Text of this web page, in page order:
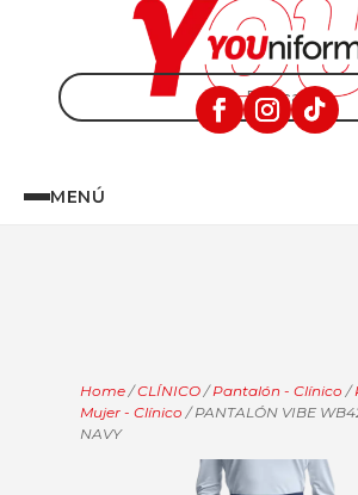
MENÚ
Home /CLÍNICO /Pantalón - Clínico /
Mujer - Clínico / PANTALÓN VIBE
NAVY